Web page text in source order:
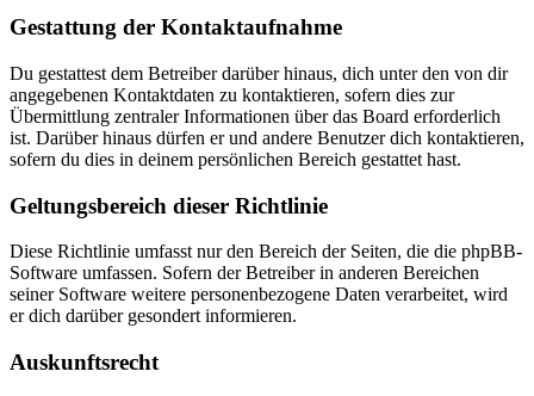
Gestattung der Kontaktaufnahme
Du gestattest dem Betreiber darüber hinaus, dich unter den von dir
angegebenen Kontaktdaten zu kontaktieren, sofern dies zur
Übermittlung zentraler Informationen über das Board erforderlich
ist. Darüber hinaus dürfen er und andere Benutzer dich kontaktieren,
sofern du dies in deinem persönlichen Bereich gestattet hast.
Geltungsbereich dieser Richtlinie
Diese Richtlinie umfasst nur den Bereich der Seiten, die die phpBB-
Software umfassen. Sofern der Betreiber in anderen Bereichen
seiner Software weitere personenbezogene Daten verarbeitet, wird
er dich darüber gesondert informieren.
Auskunftsrecht